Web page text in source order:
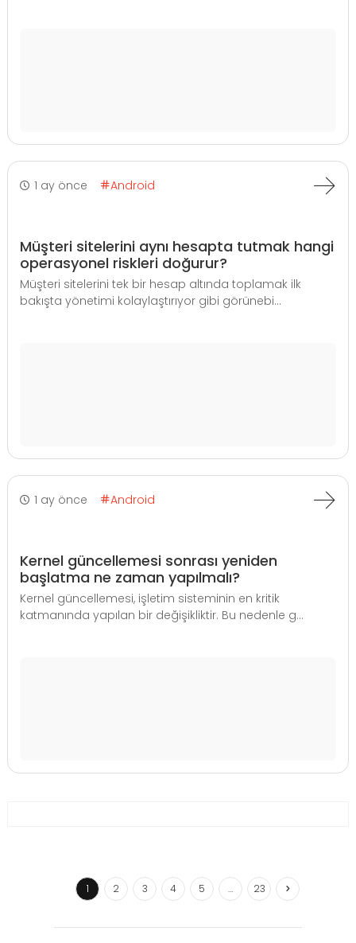
1 ay önce Android
Müşteri sitelerini aynı hesapta tutmak hangi
operasyonel riskleri doğurur?
Müşteri sitelerini tek bir hesap altında toplamak ilk
bakışta yönetimi kolaylaştırıyor gibi görünebi...
1 ay önce Android
Kernel güncellemesi sonrası yeniden
başlatma ne zaman yapılmalı?
Kernel güncellemesi, işletim sisteminin en kritik
katmanında yapılan bir değişikliktir. Bu nedenle g...
1 2 3 4 5 … 23